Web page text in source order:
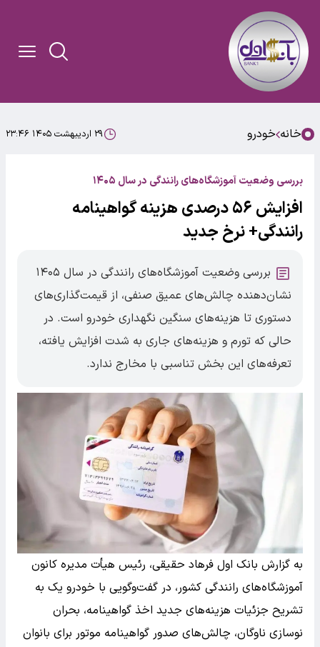
خانه خودرو ۲۹ اردیبهشت ۱۴۰۵ ۲۳:۴۶
بررسی وضعیت آموزشگاه‌های رانندگی در سال ۱۴۰۵
افزایش ۵۶ درصدی هزینه گواهینامه
رانندگی+ نرخ جدید
بررسی وضعیت آموزشگاه‌های رانندگی در سال ۱۴۰۵
نشان‌دهنده چالش‌های عمیق صنفی، از قیمت‌گذاری‌های
دستوری تا هزینه‌های سنگین نگهداری خودرو است. در
حالی که تورم و هزینه‌های جاری به شدت افزایش یافته،
تعرفه‌های این بخش تناسبی با مخارج ندارد.
به گزارش بانک اول فرهاد حقیقی، رئیس هیأت مدیره کانون
آموزشگاه‌های رانندگی کشور، در گفت‌وگویی با خودرو یک به
تشریح جزئیات هزینه‌های جدید اخذ گواهینامه، بحران
نوسازی ناوگان، چالش‌های صدور گواهینامه موتور برای بانوان